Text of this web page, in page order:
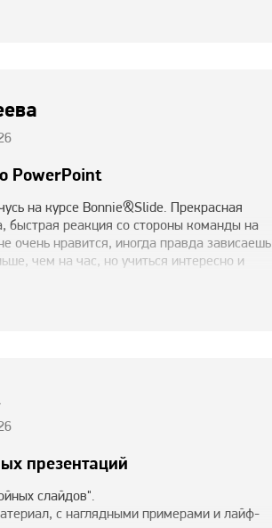
PowerPoint
на курсе Bonnie&Slide. Прекрасная
быстрая реакция со стороны команды на
очень нравится, иногда правда зависаешь
чем на час, но учиться интересно и
презентаций
слайдов".
с наглядными примерами и лайф-